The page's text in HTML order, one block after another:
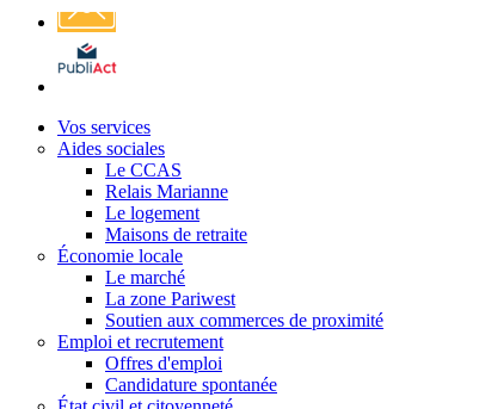
Affichage
légal
Vos services
Aides sociales
Le CCAS
Relais Marianne
Le logement
Maisons de retraite
Économie locale
Le marché
La zone Pariwest
Soutien aux commerces de proximité
Emploi et recrutement
Offres d'emploi
Candidature spontanée